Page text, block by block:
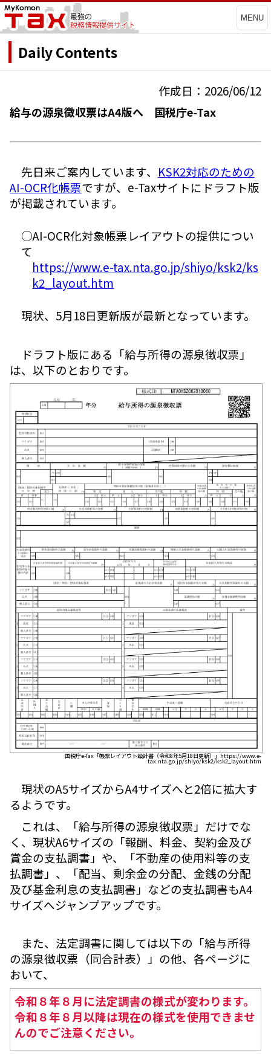
MENU
Daily Contents
作成日：2026/06/12
給与の源泉徴収票はA4版へ 国税庁e-Tax
先日来ご案内しています、 KSK2対応のための
AI-OCR化帳票ですが、e-Taxサイトにドラフト版
が掲載されています。
○AI-OCR化対象帳票レイアウトの提供につい
て
https://www.e-tax.nta.go.jp/shiyo/ksk2/ks
k2_layout.htm
現状、5月18日更新版が最新となっています。
ドラフト版にある「給与所得の源泉徴収票」
は、以下のとおりです。
国税庁e-Tax「帳票レイアウト設計書（令和8年5月18日更新）」https://www.e-
tax.nta.go.jp/shiyo/ksk2/ksk2_layout.htm
現状のA5サイズからA4サイズへと2倍に拡大す
るようです。
これは、「給与所得の源泉徴収票」だけでな
く、現状A6サイズの「報酬、料金、契約金及び
賞金の支払調書」や、「不動産の使用料等の支
払調書」、「配当、剰余金の分配、金銭の分配
及び基金利息の支払調書」などの支払調書もA4
サイズへジャンプアップです。
また、法定調書に関しては以下の「給与所得
の源泉徴収票（同合計表）」の他、各ページに
おいて、
令和８年８月に法定調書の様式が変わります。
令和８年８月以降は現在の様式を使用できませ
んのでご注意ください。